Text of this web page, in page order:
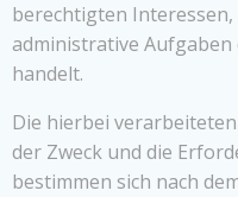
berechtigten Interessen,
administrative
handelt.
Die hierbei
der Zweck und die
bestimmen sich nach